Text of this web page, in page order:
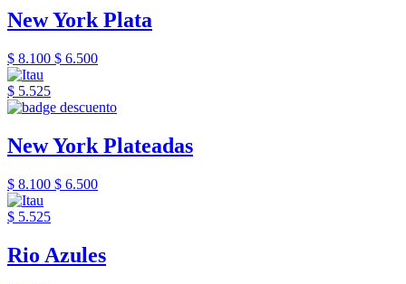
New York Plata
$ 8.100 $ 6.500
$ 5.525
New York Plateadas
$ 8.100 $ 6.500
$ 5.525
Rio Azules